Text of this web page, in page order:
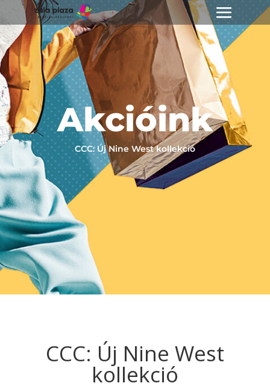
Akcióink
CCC: Új Nine West kollekció
CCC: Új Nine West
kollekció